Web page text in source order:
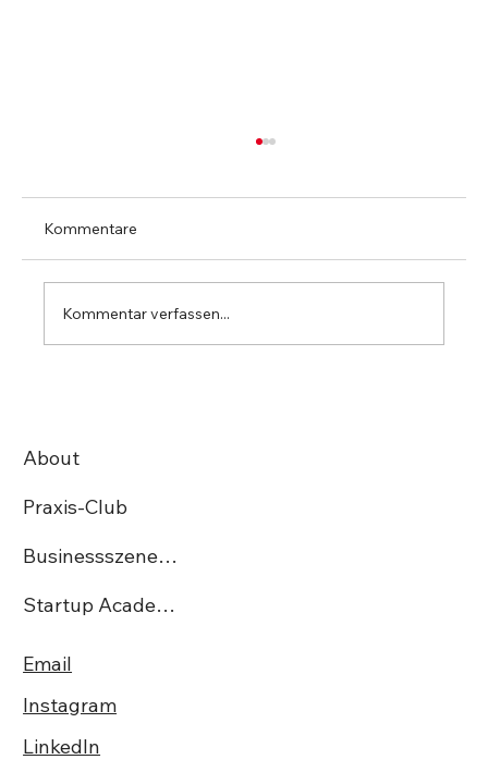
Kommentare
Kommentar verfassen...
About
Praxis-Club
Businessszene.ch
Startup Academy CH
Email
Instagram
LinkedIn